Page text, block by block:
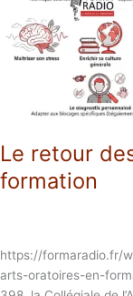
Le retour
formation
https://formaradio.fr/
arts-oratoires-en-
formation